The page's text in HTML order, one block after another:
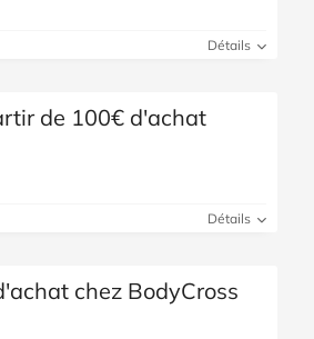
Détails
de 100€ d'achat
Détails
chez BodyCross